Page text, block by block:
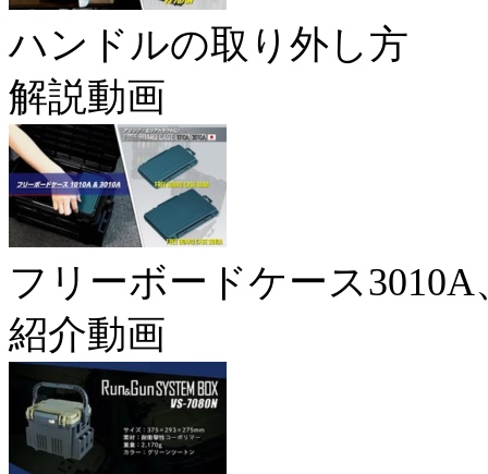
ハンドルの取り外し方
解説動画
フリーボードケース3010A
紹介動画